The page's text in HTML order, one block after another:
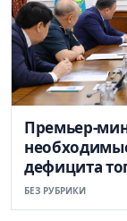
Премьер-
дефицита
БЕЗ РУБРИКИ